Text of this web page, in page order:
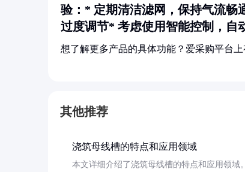
验：* 定期清洁滤网，保持气流畅
过度调节* 考虑使用智能控制，自
想了解更多产品的具体功能？爱采购平台
其他推荐
浇筑母线槽的特点和应用领域
本文详细介绍了浇筑母线槽的特点和应用领